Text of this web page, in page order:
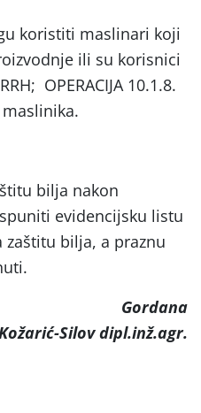
koristiti maslinari koji
ili su korisnici
OPERACIJA 10.1.8.
bilja nakon
evidencijsku listu
zaštitu bilja, a praznu
Gordana
Silov dipl.inž.agr.